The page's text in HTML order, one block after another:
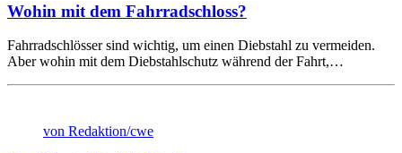
Wohin mit dem Fahrradschloss?
Fahrradschlösser sind wichtig, um einen Diebstahl zu vermeiden.
Aber wohin mit dem Diebstahlschutz während der Fahrt,…
von Redaktion/cwe